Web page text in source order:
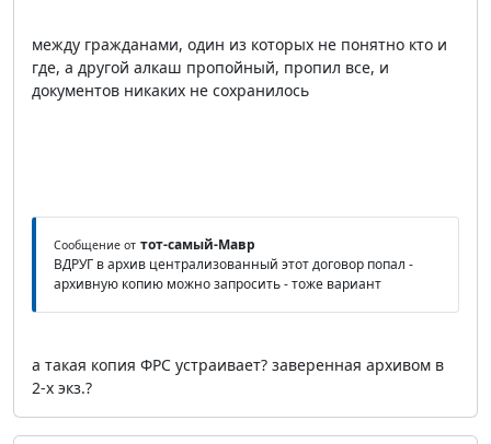
между гражданами, один из которых не понятно кто и
где, а другой алкаш пропойный, пропил все, и
документов никаких не сохранилось
Сообщение от тот-самый-Мавр
ВДРУГ в архив централизованный этот договор попал -
архивную копию можно запросить - тоже вариант
а такая копия ФРС устраивает? заверенная архивом в
2-х экз.?